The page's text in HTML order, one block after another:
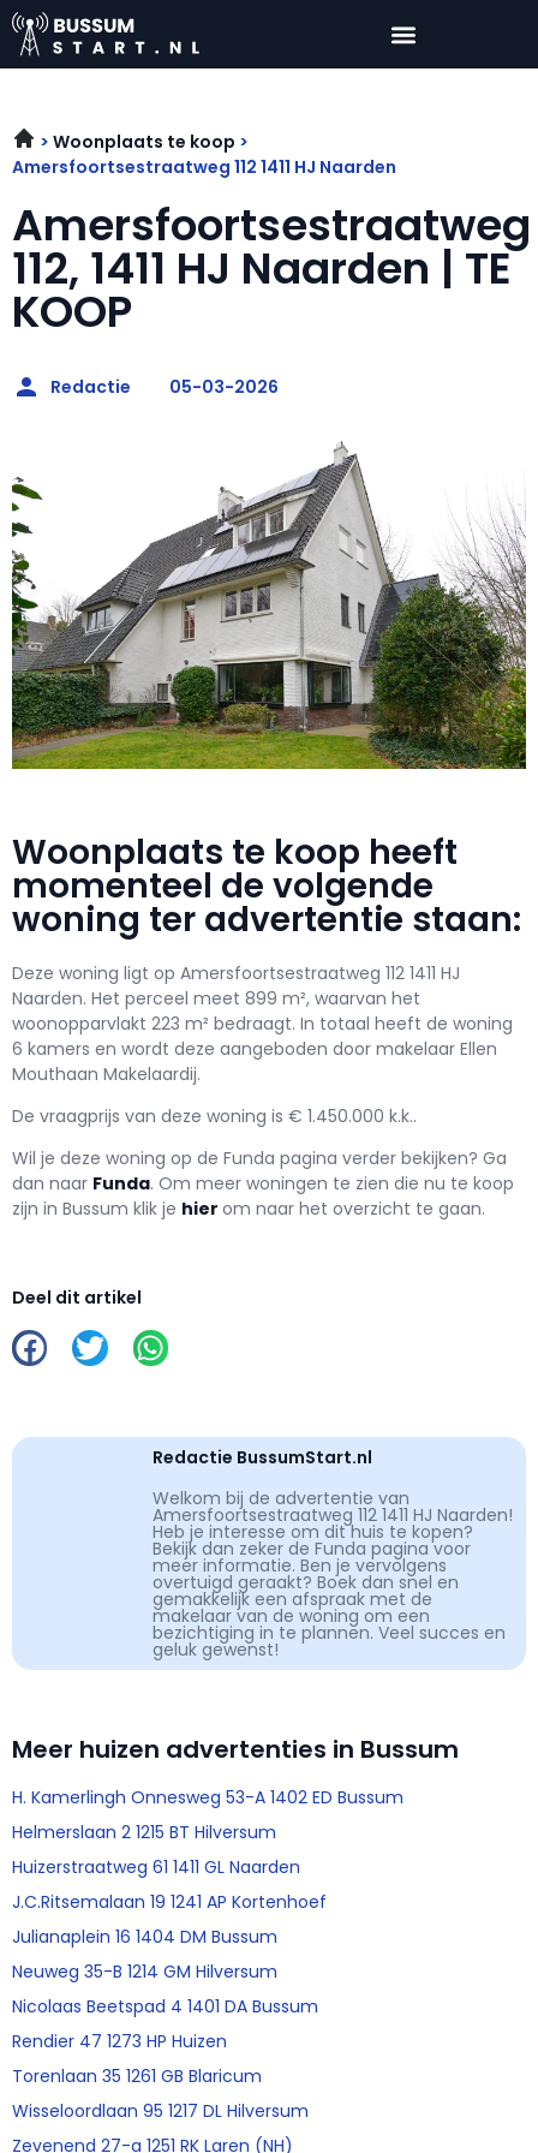
Woonplaats te koop
Amersfoortsestraatweg 112 1411 HJ Naarden
Amersfoortsestraatweg
112, 1411 HJ Naarden | TE
KOOP
Redactie 05-03-2026
Woonplaats te koop heeft
momenteel de volgende
woning ter advertentie staan:
Deze woning ligt op Amersfoortsestraatweg 112 1411 HJ
Naarden. Het perceel meet 899 m², waarvan het
woonopparvlakt 223 m² bedraagt. In totaal heeft de woning
6 kamers en wordt deze aangeboden door makelaar Ellen
Mouthaan Makelaardij.
De vraagprijs van deze woning is € 1.450.000 k.k..
Wil je deze woning op de Funda pagina verder bekijken? Ga
dan naar Funda. Om meer woningen te zien die nu te koop
zijn in Bussum klik je hier om naar het overzicht te gaan.
Deel dit artikel
Redactie BussumStart.nl
Welkom bij de advertentie van
Amersfoortsestraatweg 112 1411 HJ Naarden!
Heb je interesse om dit huis te kopen?
Bekijk dan zeker de Funda pagina voor
meer informatie. Ben je vervolgens
overtuigd geraakt? Boek dan snel en
gemakkelijk een afspraak met de
makelaar van de woning om een
bezichtiging in te plannen. Veel succes en
geluk gewenst!
Meer huizen advertenties in Bussum
H. Kamerlingh Onnesweg 53-A 1402 ED Bussum
Helmerslaan 2 1215 BT Hilversum
Huizerstraatweg 61 1411 GL Naarden
J.C.Ritsemalaan 19 1241 AP Kortenhoef
Julianaplein 16 1404 DM Bussum
Neuweg 35-B 1214 GM Hilversum
Nicolaas Beetspad 4 1401 DA Bussum
Rendier 47 1273 HP Huizen
Torenlaan 35 1261 GB Blaricum
Wisseloordlaan 95 1217 DL Hilversum
Zevenend 27-a 1251 RK Laren (NH)